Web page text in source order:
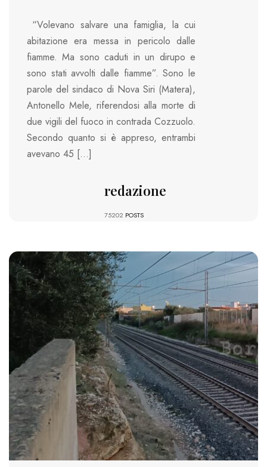
“Volevano salvare una famiglia, la cui
abitazione era messa in pericolo dalle
fiamme. Ma sono caduti in un dirupo e
sono stati avvolti dalle fiamme”. Sono le
parole del sindaco di Nova Siri (Matera),
Antonello Mele, riferendosi alla morte di
due vigili del fuoco in contrada Cozzuolo.
Secondo quanto si è appreso, entrambi
avevano 45 […]
redazione
75202 POSTS
1178 VIEWS